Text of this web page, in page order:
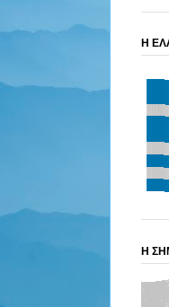
Η
Η